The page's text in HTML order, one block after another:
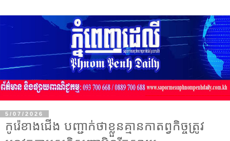
5/07/2026
កូរ៉េខាងជើង បញ្ជាក់ថាខ្លួនគ្មានកាតព្វកិច្ចត្រូវ